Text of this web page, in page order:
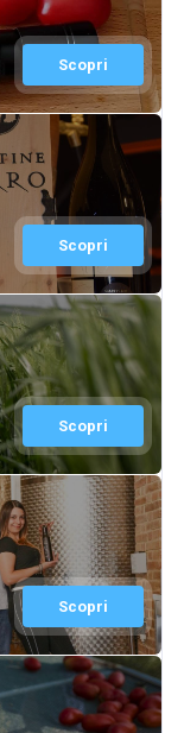
Scopri
Scopri
Scopri
Scopri